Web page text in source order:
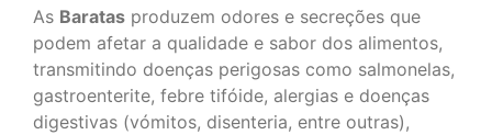
As Baratas produzem odores e secreções que
podem afetar a qualidade e sabor dos alimentos,
transmitindo doenças perigosas como salmonelas,
gastroenterite, febre tifóide, alergias e doenças
digestivas (vómitos, disenteria, entre outras),